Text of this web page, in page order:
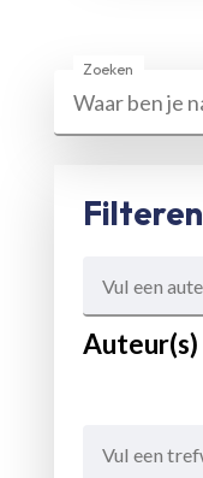
Zoeken
Zoeken
Filteren
Auteur(s)